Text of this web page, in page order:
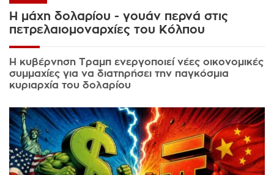
Η μάχη δολαρίου - γουάν περνά στις
πετρελαιομοναρχίες του Κόλπου
Η κυβέρνηση Τραμπ ενεργοποιεί νέες οικονομικές
συμμαχίες για να διατηρήσει την παγκόσμια
κυριαρχία του δολαρίου